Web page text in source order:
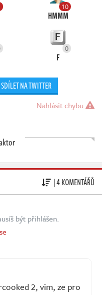
10
HMMM
0
F
SDÍLET NA TWITTER
Nahlásit chybu
| 4 KOMENTÁŘŮ
být přihlášen.
2, vim, ze pro